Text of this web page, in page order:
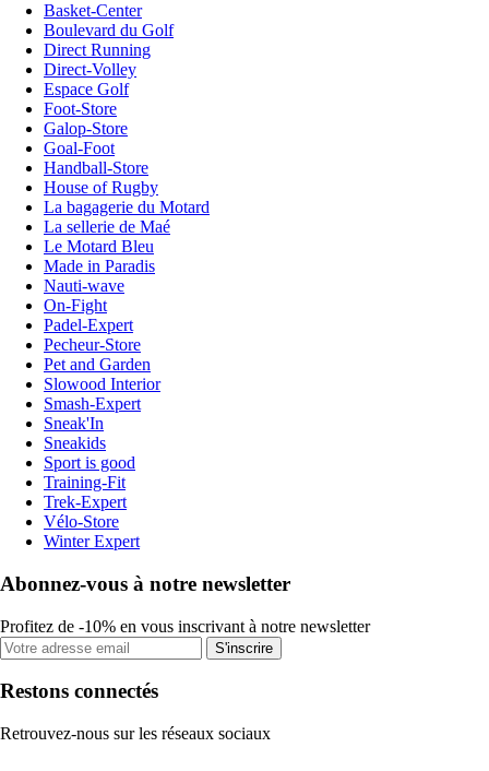
Basket-Center
Boulevard du Golf
Direct Running
Direct-Volley
Espace Golf
Foot-Store
Galop-Store
Goal-Foot
Handball-Store
House of Rugby
La bagagerie du Motard
La sellerie de Maé
Le Motard Bleu
Made in Paradis
Nauti-wave
On-Fight
Padel-Expert
Pecheur-Store
Pet and Garden
Slowood Interior
Smash-Expert
Sneak'In
Sneakids
Sport is good
Training-Fit
Trek-Expert
Vélo-Store
Winter Expert
Abonnez-vous à notre newsletter
Profitez de -10% en vous inscrivant à notre newsletter
S'inscrire
Restons connectés
Retrouvez-nous sur les réseaux sociaux